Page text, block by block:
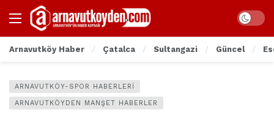
Arnavutköy Haber Çatalca Sultangazi Güncel
ARNAVUTKÖY-SPOR HABERLERI
ARNAVUTKÖYDEN MANŞET HABERLER